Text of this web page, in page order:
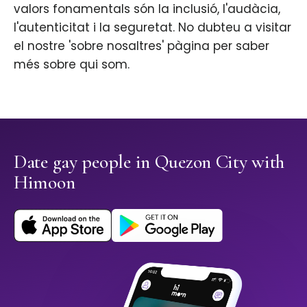
valors fonamentals són la inclusió, l'audàcia,
l'autenticitat i la seguretat. No dubteu a visitar
el nostre 'sobre nosaltres' pàgina per saber
més sobre qui som.
Date gay people in Quezon City with
Himoon